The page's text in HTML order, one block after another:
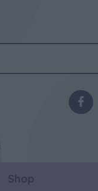
Shop